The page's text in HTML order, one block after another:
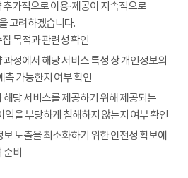
가적으로 이용·제공이 지속적으로
고려하겠습니다.
목적과 관련성 확인
정에서 해당 서비스 특성 상 개인정보의
측 가능한지 여부 확인
당 서비스를 제공하기 위해 제공되는
을 부당하게 침해하지 않는지 여부 확인
노출을 최소화하기 위한 안전성 확보에
비